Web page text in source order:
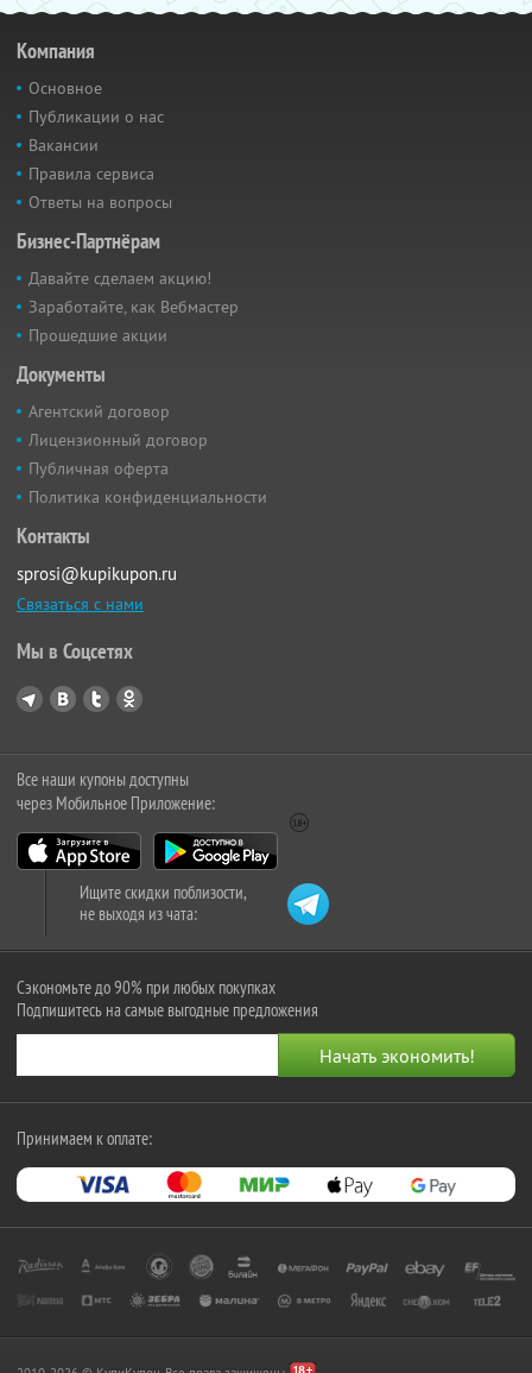
Компания
Основное
Публикации о нас
Вакансии
Правила сервиса
Ответы на вопросы
Бизнес-Партнёрам
Давайте сделаем акцию!
Заработайте, как Вебмастер
Прошедшие акции
Документы
Агентский договор
Лицензионный договор
Публичная оферта
Политика конфиденциальности
Контакты
sprosi@kupikupon.ru
Связаться с нами
Мы в Соцсетях
Все наши купоны доступны
через Мобильное Приложение:
Ищите скидки поблизости,
не выходя из чата:
Сэкономьте до 90% при любых покупках
Подпишитесь на самые выгодные предложения
Принимаем к оплате: